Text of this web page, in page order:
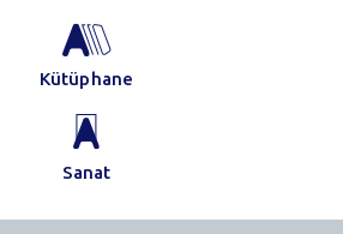
Kütüphane
Sanat